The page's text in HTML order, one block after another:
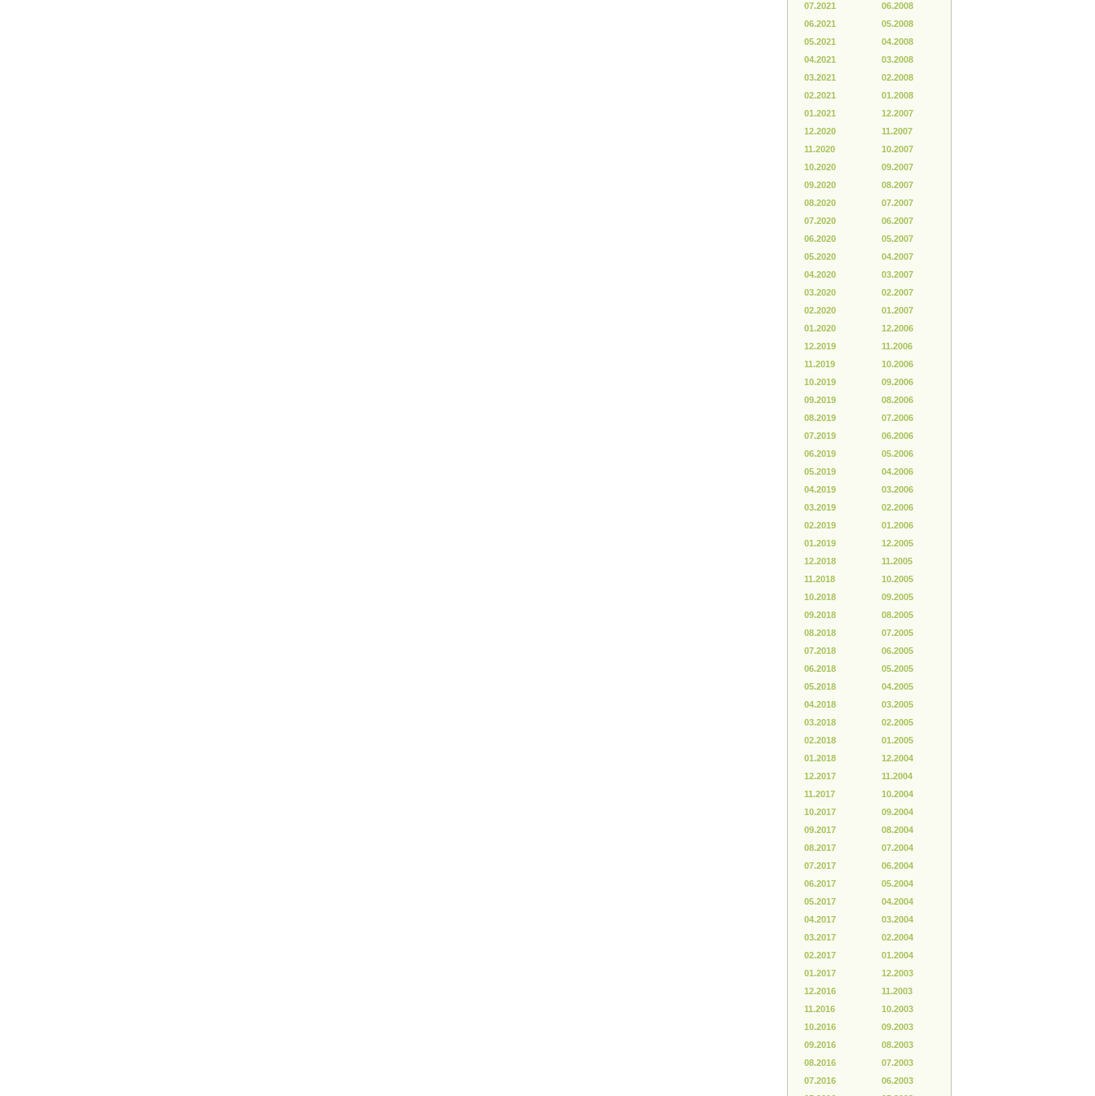
07.2021
06.2021
05.2021
04.2021
03.2021
02.2021
01.2021
12.2020
11.2020
10.2020
09.2020
08.2020
07.2020
06.2020
05.2020
04.2020
03.2020
02.2020
01.2020
12.2019
11.2019
10.2019
09.2019
08.2019
07.2019
06.2019
05.2019
04.2019
03.2019
02.2019
01.2019
12.2018
11.2018
10.2018
09.2018
08.2018
07.2018
06.2018
05.2018
04.2018
03.2018
02.2018
01.2018
12.2017
11.2017
10.2017
09.2017
08.2017
07.2017
06.2017
05.2017
04.2017
03.2017
02.2017
01.2017
12.2016
11.2016
10.2016
09.2016
08.2016
07.2016
06.2008
05.2008
04.2008
03.2008
02.2008
01.2008
12.2007
11.2007
10.2007
09.2007
08.2007
07.2007
06.2007
05.2007
04.2007
03.2007
02.2007
01.2007
12.2006
11.2006
10.2006
09.2006
08.2006
07.2006
06.2006
05.2006
04.2006
03.2006
02.2006
01.2006
12.2005
11.2005
10.2005
09.2005
08.2005
07.2005
06.2005
05.2005
04.2005
03.2005
02.2005
01.2005
12.2004
11.2004
10.2004
09.2004
08.2004
07.2004
06.2004
05.2004
04.2004
03.2004
02.2004
01.2004
12.2003
11.2003
10.2003
09.2003
08.2003
07.2003
06.2003